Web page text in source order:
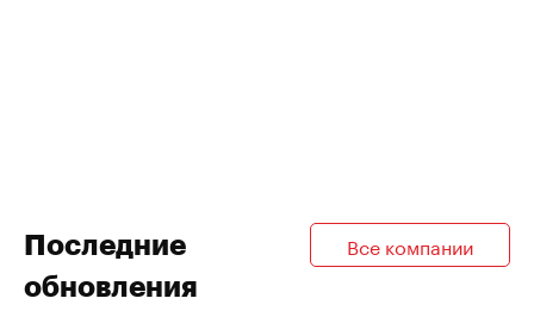
Последние
обновления
Все компании